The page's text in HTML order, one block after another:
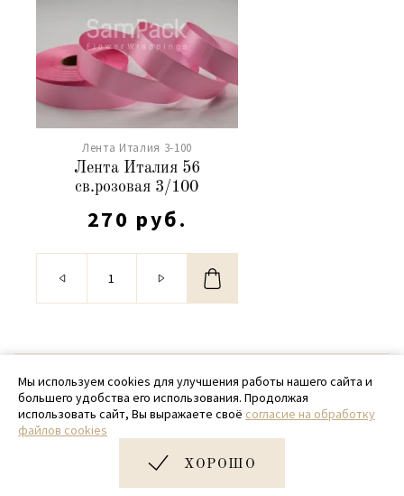
Лента Италия 3-100
Лента Италия 56
св.розовая 3/100
270 руб.
© 2020 - 2026 SamPack
+ 7 (918) 699-97-87
zakaz@sampack.store
Дизайн и разработка сайта
Мы используем cookies для улучшения работы нашего сайта и
большего удобства его использования. Продолжая
использовать сайт, Вы выражаете своё согласие на обработку
файлов cookies
ХОРОШО